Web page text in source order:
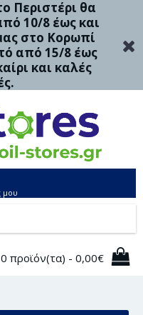
Περιστέρι θα
10/8 έως και
στο Κορωπί
από 15/8 έως
και καλές
μου
0 προϊόν(τα) - 0,00€